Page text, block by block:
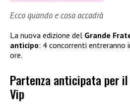
Ecco quando e cosa accadrà
La nuova edizione del Grande
anticipo: 4 concorrenti entreranno
ore.
Partenza anticipata per
Vip